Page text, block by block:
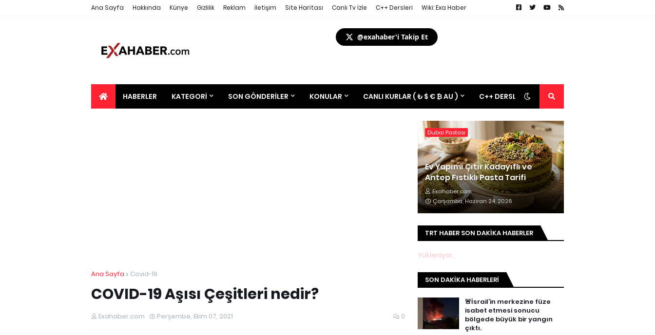
Ana Sayfa Hakkında Künye Gizlilik Reklam İletişim Site Haritası Canlı Tv İzle C++ Dersleri Wiki: Exa Haber
@exahaber'i Takip Et
HABERLER KATEGORI SON GÖNDERILER KONULAR CANLI KURLAR ( ₺ $ € ₿ AU ) C++ DERSLERİ
Ana Sayfa Covid-19
COVID-19 Aşısı Çeşitleri nedir?
Exahaber.com Perşembe, Ekim 07, 2021 0
Dubai Pastası
Ev Yapımı Çıtır Kadayıflı ve
Antep Fıstıklı Pasta Tarifi
Exahaber.com
Çarşamba, Haziran 24, 2026
TRT HABER SON DAKIKA HABERLER
Yükleniyor...
SON DAKIKA HABERLERI
🚨İsrail’in merkezine füze
isabet etmesi sonucu
bölgede büyük bir yangın
çıktı.